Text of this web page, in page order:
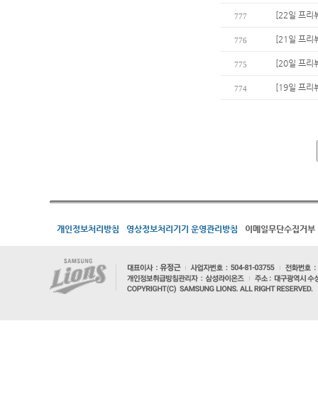
777 [22일 프리
776 [21일 프리
775 [20일 프리
774 [19일 프리
개인정보처리방침 영상정보처리기기 운영관리방침 이메일무단수집거부